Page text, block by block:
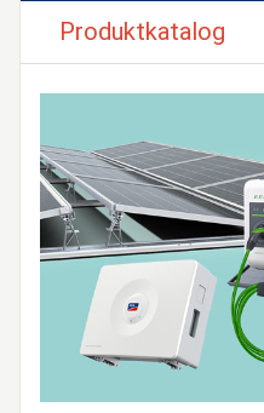
Produktkatalog